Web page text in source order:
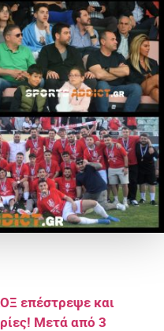
επέστρεψε και
Μετά από 3